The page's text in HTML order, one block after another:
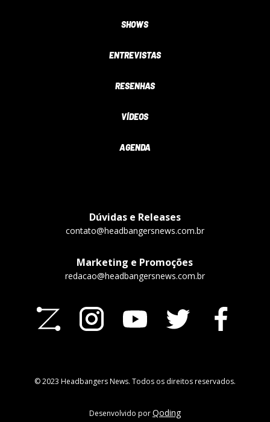
SHOWS
ENTREVISTAS
RESENHAS
VÍDEOS
AGENDA
Dúvidas e Releases
contato@headbangersnews.com.br
Marketing e Promoções
redacao@headbangersnews.com.br
© 2023 Headbangers News. Todos os direitos reservados.
Desenvolvido porQoding